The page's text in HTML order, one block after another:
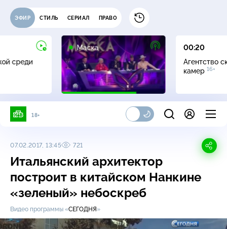
ЭФИР СТИЛЬ СЕРИАЛ ПРАВО
среди
Маска
12+
00:20
Агентство
камер 16+
18+
07.02.2017, 13:45 721
Итальянский архитектор
построит в китайском Нанкине
«зеленый» небоскреб
Видео программы «СЕГОДНЯ»